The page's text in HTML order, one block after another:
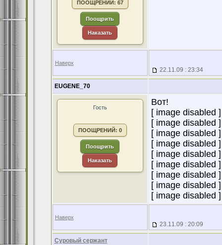
ПООЩРЕНИЙ: 67
Поощрить
Наказать
Наверх
22.11.09 : 23:34
EUGENE_70
Гость
ПООЩРЕНИЙ: 0
Поощрить
Наказать
Вот!
[ image disabled ]
[ image disabled ]
[ image disabled ]
[ image disabled ]
[ image disabled ]
[ image disabled ]
[ image disabled ]
[ image disabled ]
[ image disabled ]
Наверх
23.11.09 : 20:09
Суровый сержант